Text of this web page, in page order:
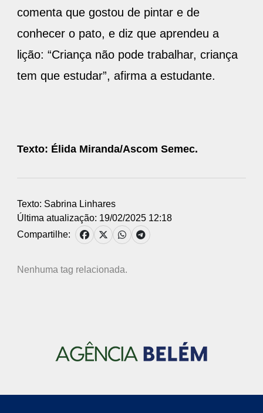
comenta que gostou de pintar e de
conhecer o pato, e diz que aprendeu a
lição: “Criança não pode trabalhar, criança
tem que estudar”, afirma a estudante.
Texto: Élida Miranda/Ascom Semec.
Texto: Sabrina Linhares
Última atualização: 19/02/2025 12:18
Compartilhe:
Nenhuma tag relacionada.